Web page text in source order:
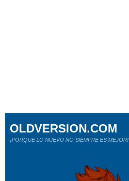
OLDVERSION.COM
¡PORQUE LO NUEVO NO SIEMPRE ES MEJOR!